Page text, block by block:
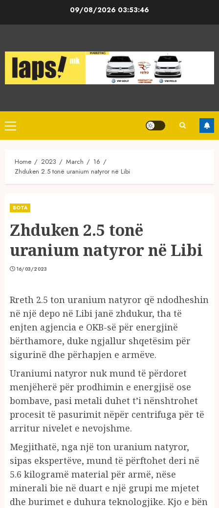
09/08/2026 03:53:46
Primary
Menu
Home 2023 March
16
Zhduken 2.5 tonë uranium natyror në Libi
BOTA
Zhduken 2.5 tonë
uranium natyror në Libi
16/03/2023
Rreth 2.5 ton uranium natyror që ndodheshin
në një depo në Libi janë zhdukur, tha të
enjten agjencia e OKB-së për energjinë
bërthamore, duke ngjallur shqetësim për
sigurinë dhe përhapjen e armëve.
Uraniumi natyror nuk mund të përdoret
menjëherë për prodhimin e energjisë ose
bombave, pasi metali duhet t’i nënshtrohet
procesit të pasurimit nëpër centrifuga për të
arritur nivelet e nevojshme.
Megjithatë, nga një ton uranium natyror,
sipas ekspertëve, mund të përftohet deri në
5.6 kilogramë material për armë, nëse
minerali bie në duart e një grupi me mjetet
dhe burimet e duhura teknologjike. Kjo e bën